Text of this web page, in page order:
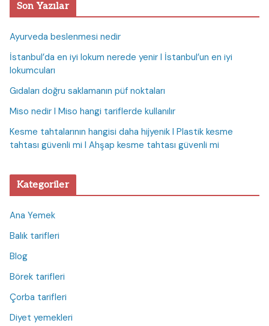
Son Yazılar
Ayurveda beslenmesi nedir
İstanbul’da en iyi lokum nerede yenir I İstanbul’un en iyi
lokumcuları
Gıdaları doğru saklamanın püf noktaları
Miso nedir I Miso hangi tariflerde kullanılır
Kesme tahtalarının hangisi daha hijyenik I Plastik kesme
tahtası güvenli mi I Ahşap kesme tahtası güvenli mi
Kategoriler
Ana Yemek
Balık tarifleri
Blog
Börek tarifleri
Çorba tarifleri
Diyet yemekleri